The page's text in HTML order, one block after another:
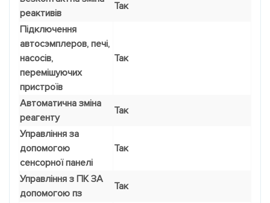
реактивів
Так
Підключення
автосэмплеров, печі,
насосів,
перемішуючих
пристроїв
Так
Автоматична зміна
реагенту
Так
Управління за
допомогою
сенсорної панелі
Так
Управління з ПК ЗА
допомогою пз
Так